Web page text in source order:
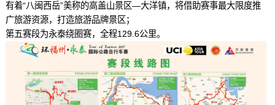
有着“八闽西岳”美称的高盖山景区—大洋镇，将借助赛事最大限度推
广旅游资源，打造旅游品牌景区；
第五赛段为永泰绕圈赛，全程129.6公里。